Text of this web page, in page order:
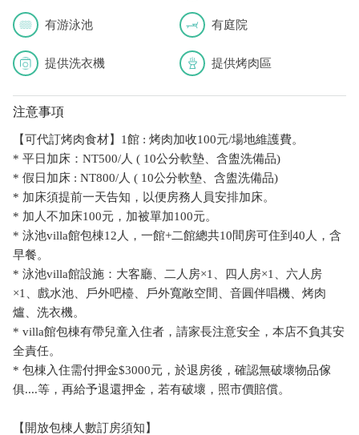
有游泳池 有庭院
提供洗衣機 提供烤肉區
注意事項
【可代訂烤肉食材】1館 : 烤肉加收100元/場地維護費。
* 平日加床：NT500/人 ( 10公分軟墊、含盥洗備品)
* 假日加床 : NT800/人 ( 10公分軟墊、含盥洗備品)
* 加床須提前一天告知，以便房務人員安排加床。
* 加人不加床100元，加被單加100元。
* 泳池villa館包棟12人，一館+二館總共10間房可住到40人，含
早餐。
* 泳池villa館設施：大客廳、二人房×1、四人房×1、六人房
×1、戲水池、戶外吧檯、戶外寬敞空間、音圓伴唱機、烤肉
爐、洗衣機。
* villa館包棟有帶兒童入住者，請家長注意安全，本店不負其安
全責任。
* 包棟入住需付押金$3000元，於退房後，確認無破壞物品傢
俱....等，再給予退還押金，若有破壞，照市價賠償。
【開放包棟人數訂房須知】